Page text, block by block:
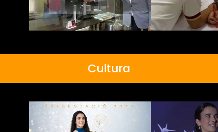
Cultura